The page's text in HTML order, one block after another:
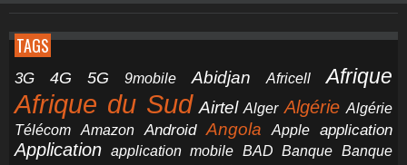
TAGS
3G 4G 5G 9mobile Abidjan Africell Afrique
Afrique du Sud Airtel Alger Algérie Algérie
Télécom
Amazon Android Angola Apple application
Application application mobile BAD Banque Banque